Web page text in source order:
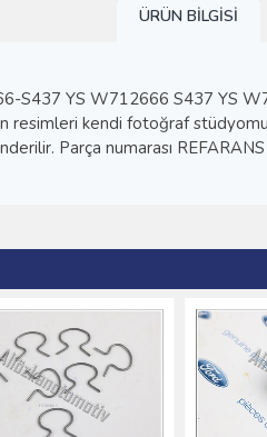
ÜRÜN BILGISI
S437 YS W712666 S437 YS
resimleri kendi fotoğraf
Parça numarası